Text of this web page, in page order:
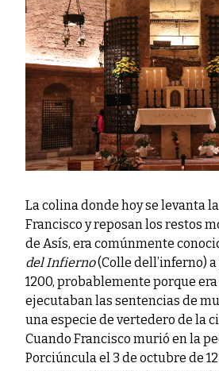
La colina donde hoy se levanta
Francisco y reposan los restos
de Asís, era comúnmente
del Infierno(Colle dell’inferno)
1200, probablemente porque
ejecutaban las sentencias de
una especie de vertedero de la
Cuando Francisco murió en la
Porciúncula el 3 de octubre de